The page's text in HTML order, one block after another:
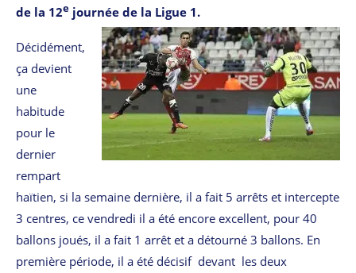
de la 12e journée de la Ligue 1.
Décidément,
ça devient
une
habitude
pour le
dernier
rempart
haïtien, si la semaine dernière, il a fait 5 arrêts et intercepte
3 centres, ce vendredi il a été encore excellent, pour 40
ballons joués, il a fait 1 arrêt et a détourné 3 ballons. En
première période, il a été décisif devant les deux